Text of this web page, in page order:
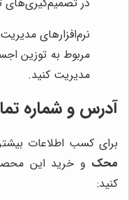
نرم‌افزارهای
مربوط به توزین
مدیریت کنید.
آدرس و شماره
برای کسب اطلاعات بیشتر در
محک و خرید این
کنید: